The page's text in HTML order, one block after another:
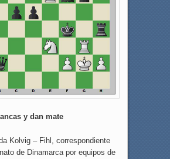
y dan mate
Kolvig – Fihl, correspondiente
de Dinamarca por equipos de